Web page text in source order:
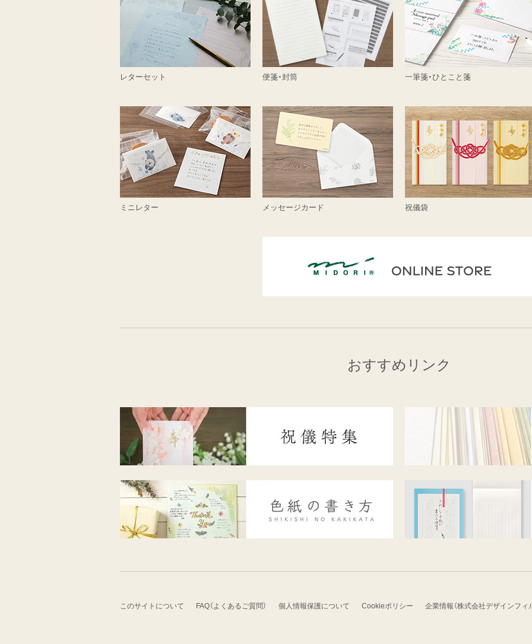
レターセット 便箋・封筒 一筆箋・ひとこと箋
ミニレター メッセージカード 祝儀袋
おすすめリンク
このサイトについて FAQ（よくあるご質問） 個人情報保護について Cookieポリシー 企業情報（株式会社デザインフィ